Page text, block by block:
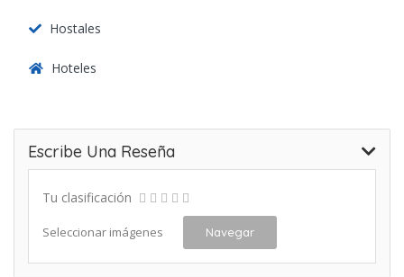
Hostales
Hoteles
Escribe Una Reseña
Tu clasificación
Seleccionar imágenes Navegar